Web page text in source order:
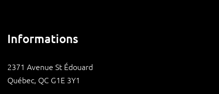
Informations
2371 Avenue St Édouard
Québec, QC G1E 3Y1